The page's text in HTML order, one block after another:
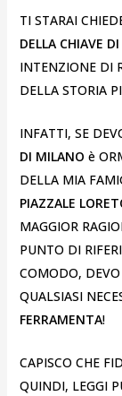
TI STARAI
DELLA CHIAVE
INTENZIONE DI
DELLA STORIA
INFATTI, SE
DI MILANO è
DELLA MIA
PIAZZALE
MAGGIOR
PUNTO DI
COMODO, DEVO
QUALSIASI
FERRAMENTA!
CAPISCO CHE
QUINDI, LEGGI